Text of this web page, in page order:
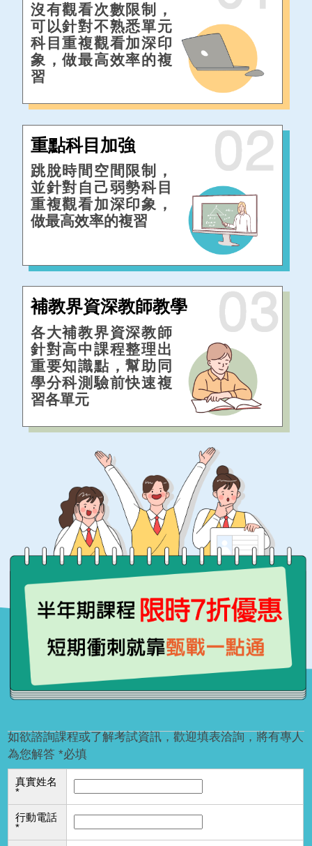
沒有觀看次數限制，
可以針對不熟悉單元
科目重複觀看加深印
象，做最高效率的複
習
重點科目加強
跳脫時間空間限制，
並針對自己弱勢科目
重複觀看加深印象，
做最高效率的複習
補教界資深教師教學
各大補教界資深教師
針對高中課程整理出
重要知識點，幫助同
學分科測驗前快速複
習各單元
如欲諮詢課程或了解考試資訊，歡迎填表洽詢，將有專人
為您解答 *必填
真實姓名
*
行動電話
*